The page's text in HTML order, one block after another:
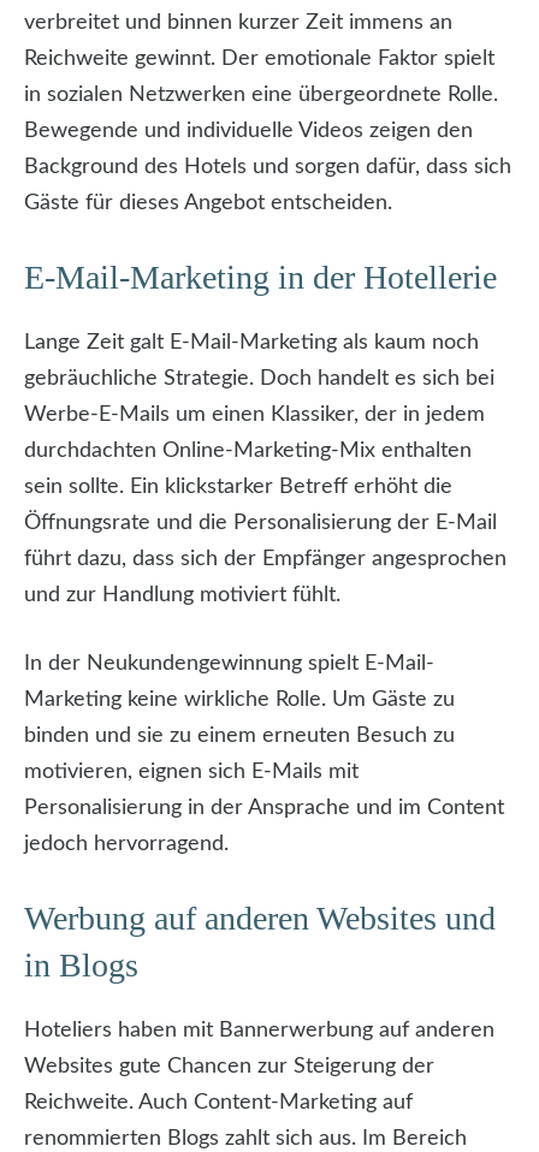
verbreitet und binnen kurzer Zeit immens an
Reichweite gewinnt. Der emotionale Faktor spielt
in sozialen Netzwerken eine übergeordnete Rolle.
Bewegende und individuelle Videos zeigen den
Background des Hotels und sorgen dafür, dass sich
Gäste für dieses Angebot entscheiden.
E-Mail-Marketing in der Hotellerie
Lange Zeit galt E-Mail-Marketing als kaum noch
gebräuchliche Strategie. Doch handelt es sich bei
Werbe-E-Mails um einen Klassiker, der in jedem
durchdachten Online-Marketing-Mix enthalten
sein sollte. Ein klickstarker Betreff erhöht die
Öffnungsrate und die Personalisierung der E-Mail
führt dazu, dass sich der Empfänger angesprochen
und zur Handlung motiviert fühlt.
In der Neukundengewinnung spielt E-Mail-
Marketing keine wirkliche Rolle. Um Gäste zu
binden und sie zu einem erneuten Besuch zu
motivieren, eignen sich E-Mails mit
Personalisierung in der Ansprache und im Content
jedoch hervorragend.
Werbung auf anderen Websites und
in Blogs
Hoteliers haben mit Bannerwerbung auf anderen
Websites gute Chancen zur Steigerung der
Reichweite. Auch Content-Marketing auf
renommierten Blogs zahlt sich aus. Im Bereich